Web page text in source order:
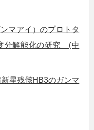
マアイ）のプロトタ
分解能化の研究 (中
星残骸HB3のガンマ